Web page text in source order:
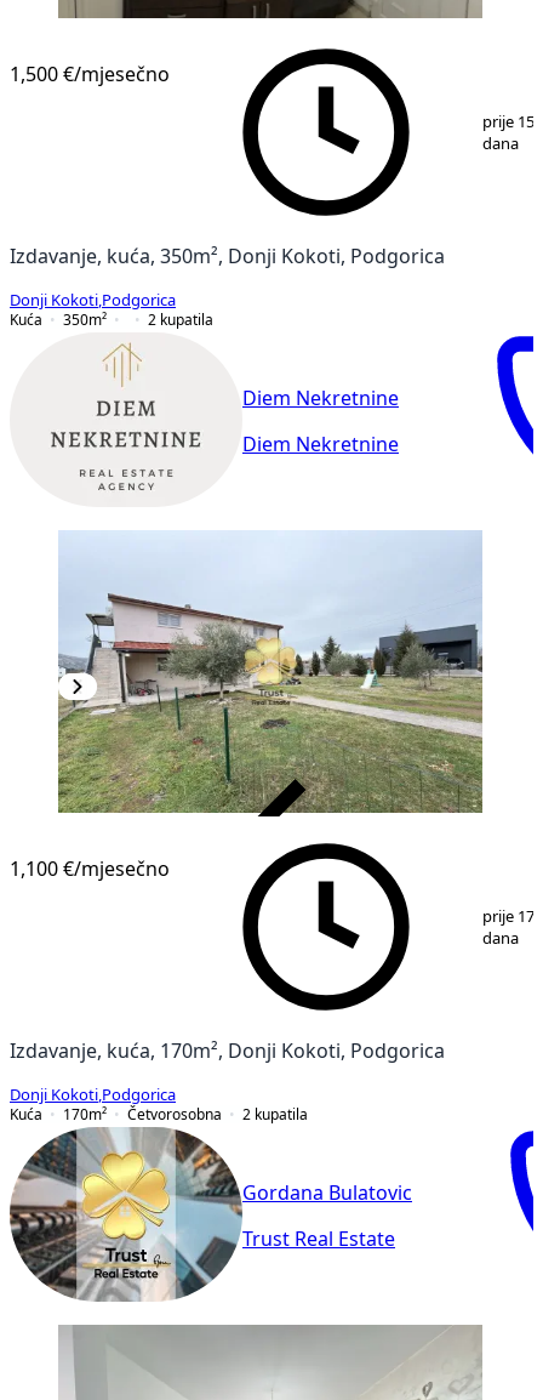
1,500 €/mjesečno
prije 155
dana
Izdavanje, kuća, 350m², Donji Kokoti, Podgorica
Donji Kokoti Podgorica
Kuća
350m² 2 kupatila
Diem Nekretnine
Diem Nekretnine
1,100 €/mjesečno
prije 175
dana
Izdavanje, kuća, 170m², Donji Kokoti, Podgorica
Donji Kokoti Podgorica
Kuća
170m² Četvorosobna 2 kupatila
Gordana Bulatovic
Trust Real Estate